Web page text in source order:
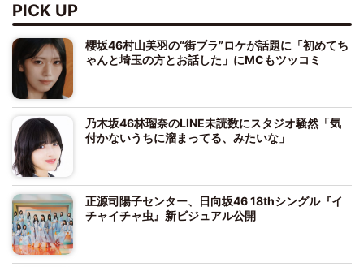
PICK UP
櫻坂46村山美羽の“街ブラ”ロケが話題に「初めてち
ゃんと埼玉の方とお話した」にMCもツッコミ
乃木坂46林瑠奈のLINE未読数にスタジオ騒然「気
付かないうちに溜まってる、みたいな」
正源司陽子センター、日向坂46 18thシングル『イ
チャイチャ虫』新ビジュアル公開